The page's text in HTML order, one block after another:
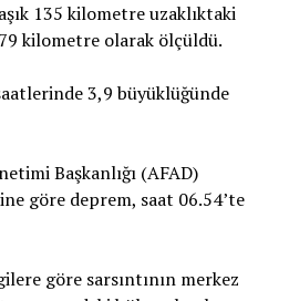
135 kilometre uzaklıktaki
kilometre olarak ölçüldü.
3,9 büyüklüğünde
Başkanlığı (AFAD)
göre deprem, saat 06.54’te
göre sarsıntının merkez